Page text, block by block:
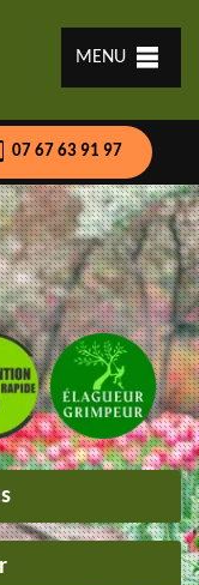
MENU
07 67 63 91 97